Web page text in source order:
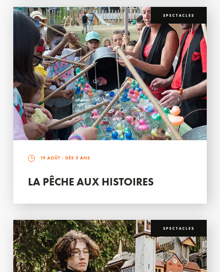
SPECTACLES
19 AOÛT - DÈS 3 ANS
LA PÊCHE AUX HISTOIRES
SPECTACLES